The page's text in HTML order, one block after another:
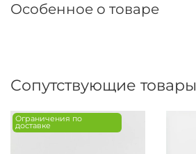
Особенное о товаре
Сопутствующие товары
Ограничения по
доставке